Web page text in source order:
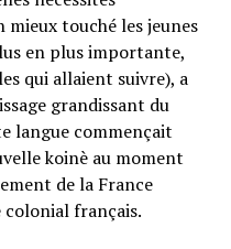
mieux touché les jeunes
en plus importante,
qui allaient suivre), a
grandissant du
langue commençait
koinè au moment
de la France
français.